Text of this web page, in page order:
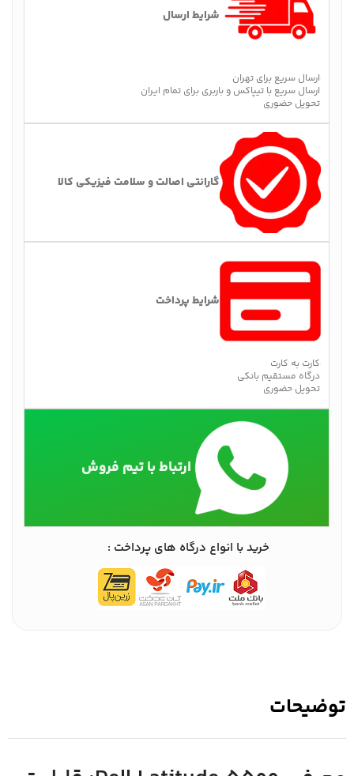
شرایط ارسال
ارسال سریع برای تهران
ارسال سریع با تیپاکس و باربری برای تمام ایران
تحویل حضوری
گارانتی اصالت و سلامت فیزیکی کالا
شرایط پرداخت
کارت به کارت
درگاه مستقیم بانکی
تحویل حضوری
ارتباط با تیم فروش
خرید با انواع درگاه های پرداخت :
توضیحات